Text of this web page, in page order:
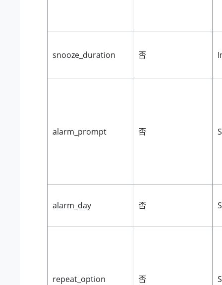
snooze_duration 否
alarm_prompt 否
alarm_day 否
repeat_option 否